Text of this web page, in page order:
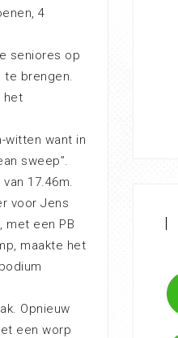
4
seniores op
te brengen.
het
witten want in
sweep”.
17.46m.
voor Jens
met een PB
maakte het
Opnieuw
een worp